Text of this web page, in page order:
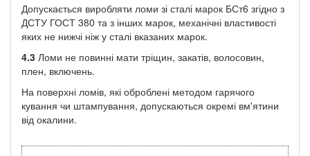
Допускається виробляти ломи зі сталі марок БСт6 згідно з
ДСТУ ГОСТ 380 та з інших марок, механічні властивості
яких не нижчі ніж у сталі вказаних марок.
4.3 Ломи не повинні мати тріщин, закатів, волосовин,
плен, включень.
На поверхні ломів, які оброблені методом гарячого
кування чи штампування, допускаються окремі вм'ятини
від окалини.